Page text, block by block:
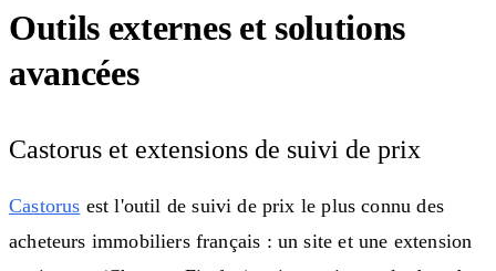
Outils externes et solutions
avancées
Castorus et extensions de suivi de prix
Castorus est l'outil de suivi de prix le plus connu des
acheteurs immobiliers français : un site et une extension